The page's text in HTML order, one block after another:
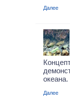
Далее
океана.
Далее